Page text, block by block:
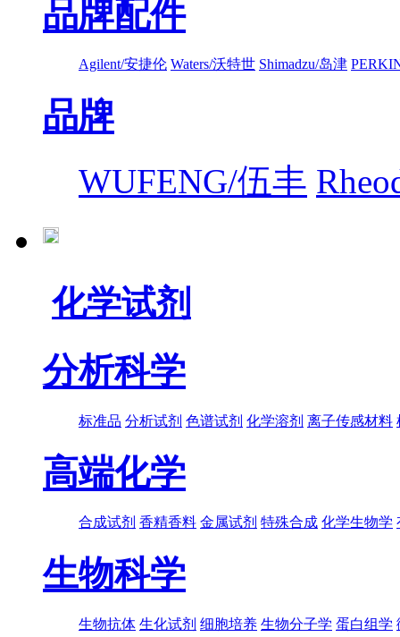
品牌配件
Agilent/安捷伦 Waters/沃特世 Shimadzu/岛津
品牌
WUFENG/伍丰
化学试剂
分析科学
标准品 分析试剂 色谱试剂 化学溶剂 离子传感材料
高端化学
合成试剂 香精香料 金属试剂 特殊合成 化学生物学
生物科学
生物抗体 生化试剂 细胞培养 生物分子学 蛋白组学